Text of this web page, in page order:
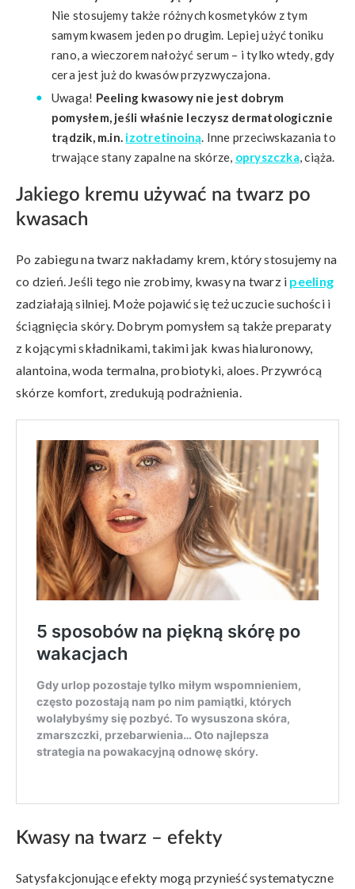
Nie stosujemy także różnych kosmetyków z tym
samym kwasem jeden po drugim. Lepiej użyć toniku
rano, a wieczorem nałożyć serum – i tylko wtedy, gdy
cera jest już do kwasów przyzwyczajona.
Uwaga! Peeling kwasowy nie jest dobrym
pomysłem, jeśli właśnie leczysz dermatologicznie
trądzik, m.in. izotretinoiną. Inne przeciwskazania to
trwające stany zapalne na skórze, opryszczka, ciąża.
Jakiego kremu używać na twarz po
kwasach
Po zabiegu na twarz nakładamy krem, który stosujemy na
co dzień. Jeśli tego nie zrobimy, kwasy na twarz i peeling
zadziałają silniej. Może pojawić się też uczucie suchości i
ściągnięcia skóry. Dobrym pomysłem są także preparaty
z kojącymi składnikami, takimi jak kwas hialuronowy,
alantoina, woda termalna, probiotyki, aloes. Przywrócą
skórze komfort, zredukują podrażnienia.
Kwasy na twarz – efekty
Satysfakcjonujące efekty mogą przynieść systematyczne